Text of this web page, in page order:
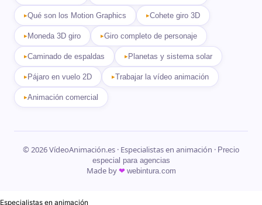
Qué son los Motion Graphics Cohete giro 3D
Moneda 3D giro Giro completo de personaje
Caminado de espaldas Planetas y sistema solar
Pájaro en vuelo 2D Trabajar la vídeo animación
Animación comercial
© 2026 VídeoAnimación.es · Especialistas en animación · Precio
especial para agencias
Made by❤ webintura.com
Especialistas en animación